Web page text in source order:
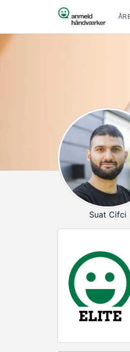
Spring til indhold
Suat Cifci